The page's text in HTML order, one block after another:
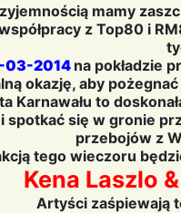
mamy
z Top80 i
03-2014 na pokładzie
okazję, aby
Karnawału to
spotkać się w gronie
przebojów z
tego wieczoru
Kena Laszlo
Artyści zaśpiewają